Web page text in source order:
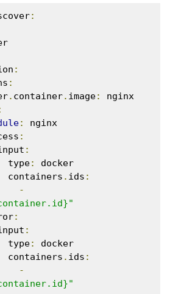
:
:
:
. container. image:
nginx
:
nginx
access
:
input
:
                 type
:
docker
                 containers
. ids :
-
error
:
input
:
                 type
:
docker
                 containers
. ids :
-